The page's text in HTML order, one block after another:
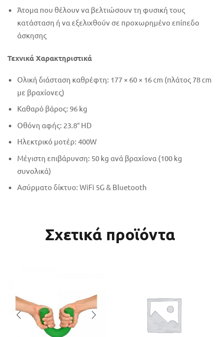
Άτομα που θέλουν να βελτιώσουν τη φυσική τους
κατάσταση ή να εξελιχθούν σε προχωρημένο επίπεδο
άσκησης
Τεχνικά Χαρακτηριστικά
Ολική διάσταση καθρέφτη: 177 × 60 × 16 cm (πλάτος 78 cm
με βραχίονες)
Καθαρό βάρος: 96 kg
Οθόνη αφής: 23.8″ HD
Ηλεκτρικό μοτέρ: 400W
Μέγιστη επιβάρυνση: 50 kg ανά βραχίονα (100 kg
συνολικά)
Ασύρματο δίκτυο: WiFi 5G & Bluetooth
Σχετικά προϊόντα